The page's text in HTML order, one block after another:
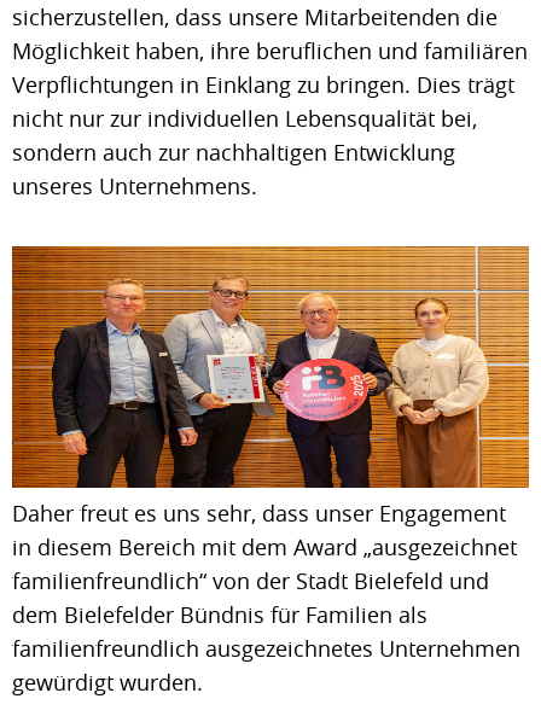
sicherzustellen, dass unsere Mitarbeitenden die
Möglichkeit haben, ihre beruflichen und familiären
Verpflichtungen in Einklang zu bringen. Dies trägt
nicht nur zur individuellen Lebensqualität bei,
sondern auch zur nachhaltigen Entwicklung
unseres Unternehmens.
Daher freut es uns sehr, dass unser Engagement
in diesem Bereich mit dem Award „ausgezeichnet
familienfreundlich“ von der Stadt Bielefeld und
dem Bielefelder Bündnis für Familien als
familienfreundlich ausgezeichnetes Unternehmen
gewürdigt wurden.